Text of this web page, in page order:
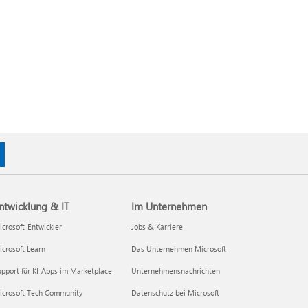
& IT
Entwickler
Learn
für KI-Apps im Marketplace
Tech Community
Im Unternehmen
Jobs & Karriere
Das Unternehmen Microsoft
Unternehmensnachrichten
Datenschutz bei Microsoft